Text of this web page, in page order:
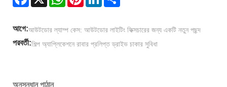
আগে:আউটডোর ল্যাম্প কেস: আউটডোর লাইটিং ফিক্সচারের জন্য একটি নতুন পছন্দ
পরবর্তী:শিল্প অ্যাপ্লিকেশনে রাবার প্রলিপ্ত ড্রাইভ চাকার সুবিধা
অনুসন্ধান পাঠান